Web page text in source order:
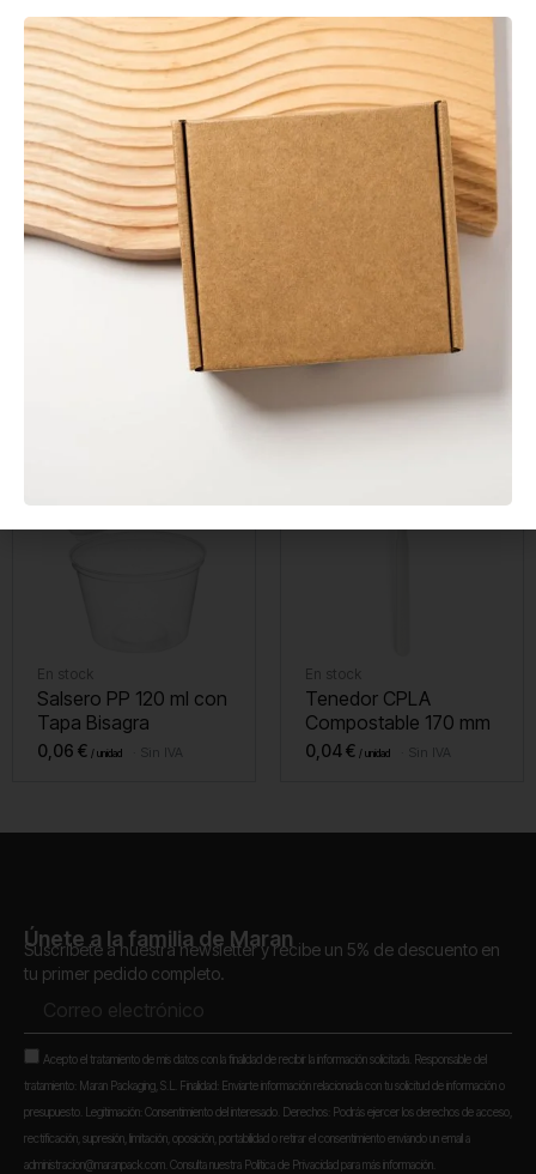
Te puede interesar...
Envase Sándwich Kraft
Agitador de Madera
Enfundado 140 mm
En stock
Salsero PP 120 ml con
Tapa Bisagra
0,06 € Sin IVA
En stock
Tenedor CPLA
Compostable 170 mm
0,04€ Sin IVA
Únete a la familia de Maran
Suscríbete a nuestra newsletter y recibe un 5% de descuento en
tu primer pedido completo.
electrónico
Aceptación
Acepto el tratamiento de mis datos con la finalidad de recibir la información solicitada. Responsable del
tratamiento: Maran Packaging, S.L. Finalidad: Enviarte información relacionada con tu solicitud de información o
presupuesto. Legitimación: Consentimiento del interesado. Derechos: Podrás ejercer los derechos de acceso,
rectificación, supresión, limitación, oposición, portabilidad o retirar el consentimiento enviando un email a
administracion@maranpack.com. Consulta nuestra Política de Privacidad para más información.